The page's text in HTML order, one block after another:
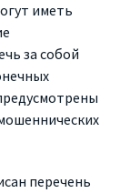
иметь
за собой
перечень